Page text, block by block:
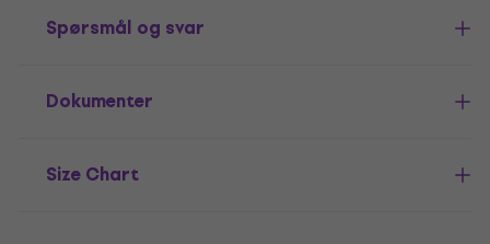
Spørsmål og svar
Dokumenter
Size Chart